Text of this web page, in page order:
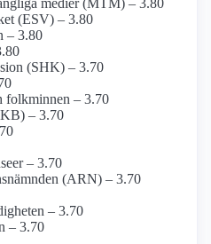
medier (MTM) – 3.80
(ESV) – 3.80
– 3.80
(SHK) – 3.70
folkminnen – 3.70
– 3.70
– 3.70
(ARN) – 3.70
– 3.70
– 3.70